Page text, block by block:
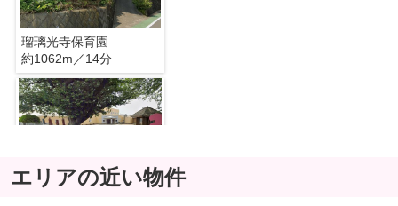
瑠璃光寺保育園
約1062m／14分
エリアの近い物件